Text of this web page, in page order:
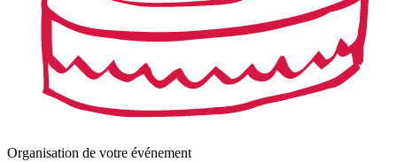
Organisation de votre événement